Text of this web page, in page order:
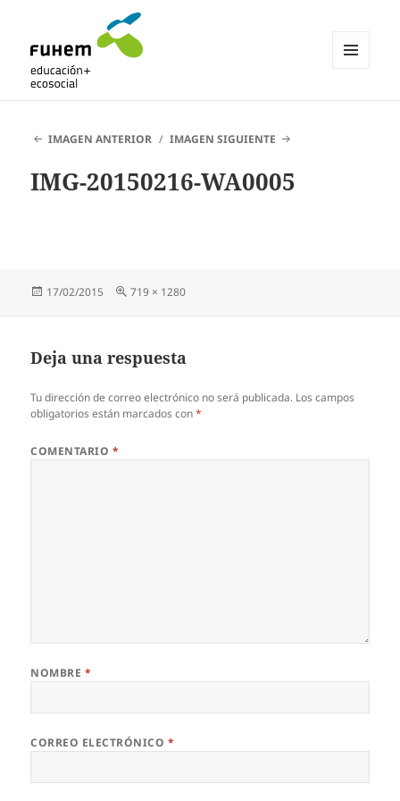
IMAGEN ANTERIOR IMAGEN SIGUIENTE
IMG-20150216-WA0005
Publicado
17/02/2015
Tamaño
719 × 1280
Deja una respuesta
Tu dirección de correo electrónico no será publicada. Los campos
obligatorios están marcados con*
COMENTARIO *
NOMBRE *
CORREO ELECTRÓNICO *